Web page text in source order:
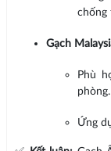
chống
Gạch
Phù
phòng.
Ứng